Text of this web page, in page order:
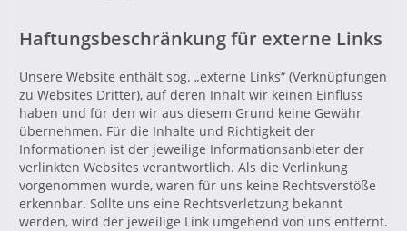
Haftungsbeschränkung für externe Links
Unsere Website enthält sog. „externe Links“ (Verknüpfungen
zu Websites Dritter), auf deren Inhalt wir keinen Einfluss
haben und für den wir aus diesem Grund keine Gewähr
übernehmen. Für die Inhalte und Richtigkeit der
Informationen ist der jeweilige Informationsanbieter der
verlinkten Websites verantwortlich. Als die Verlinkung
vorgenommen wurde, waren für uns keine Rechtsverstöße
erkennbar. Sollte uns eine Rechtsverletzung bekannt
werden, wird der jeweilige Link umgehend von uns entfernt.